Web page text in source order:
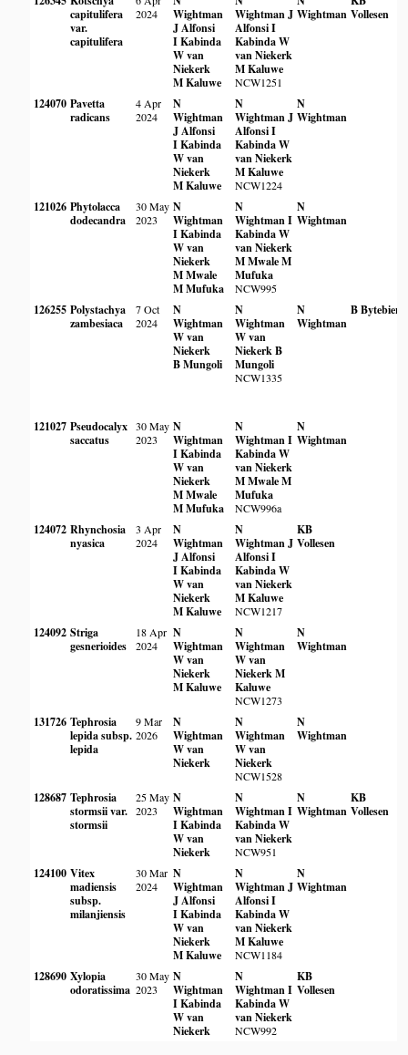
capitulifera
var.
capitulifera
2024
Wightman
J Alfonsi
I Kabinda
W van
Niekerk
M Kaluwe
WightmanJ
AlfonsiI
KabindaW
van Niekerk
M Kaluwe
NCW1251
Wightman Vollesen
124070 Pavetta
radicans
4 Apr
2024
N
Wightman
J Alfonsi
I Kabinda
W van
Niekerk
M Kaluwe
N
WightmanJ
AlfonsiI
KabindaW
van Niekerk
M Kaluwe
NCW1224
N
Wightman
121026 Phytolacca
dodecandra
30 May
2023
N
Wightman
I Kabinda
W van
Niekerk
M Mwale
M Mufuka
N
WightmanI
KabindaW
van Niekerk
M MwaleM
Mufuka
NCW995
N
Wightman
126255 Polystachya
zambesiaca
7 Oct
2024
N
Wightman
W van
Niekerk
B Mungoli
N
Wightman
W van
NiekerkB
Mungoli
NCW1335
N
Wightman
B Bytebier
121027 Pseudocalyx
saccatus
30 May
2023
N
Wightman
I Kabinda
W van
Niekerk
M Mwale
M Mufuka
N
WightmanI
KabindaW
van Niekerk
M MwaleM
Mufuka
NCW996a
N
Wightman
124072 Rhynchosia
nyasica
3 Apr
2024
N
Wightman
J Alfonsi
I Kabinda
W van
Niekerk
M Kaluwe
N
WightmanJ
AlfonsiI
KabindaW
van Niekerk
M Kaluwe
NCW1217
KB
Vollesen
124092 Striga
gesnerioides
18 Apr
2024
N
Wightman
W van
Niekerk
M Kaluwe
N
Wightman
W van
NiekerkM
Kaluwe
NCW1273
N
Wightman
131726 Tephrosia
lepida subsp.
lepida
9 Mar
2026
N
Wightman
W van
Niekerk
N
Wightman
W van
Niekerk
NCW1528
N
Wightman
128687 Tephrosia
stormsii var.
stormsii
25 May
2023
N
Wightman
I Kabinda
W van
Niekerk
N
WightmanI
KabindaW
van Niekerk
NCW951
N
Wightman
KB
Vollesen
124100 Vitex
madiensis
subsp.
milanjiensis
30 Mar
2024
N
Wightman
J Alfonsi
I Kabinda
W van
Niekerk
M Kaluwe
N
WightmanJ
AlfonsiI
KabindaW
van Niekerk
M Kaluwe
NCW1184
N
Wightman
128690 Xylopia
odoratissima
30 May
2023
N
Wightman
I Kabinda
W van
Niekerk
N
WightmanI
KabindaW
van Niekerk
NCW992
KB
Vollesen